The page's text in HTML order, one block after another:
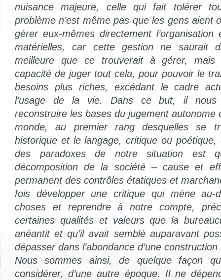
nuisance majeure, celle qui fait tolérer
problème n’est même pas que les gens aient
gérer eux-mêmes directement
matérielles, car cette gestion ne saurait
meilleure que ce trouverait à gérer, mais
capacité de juger tout cela, pour pouvoir le
besoins plus riches, excédant le cadre
l’usage de la vie. Dans ce but, il nous
reconstruire les bases du jugement autonome
monde, au premier rang desquelles se
historique et le langage, critique ou poétique,
des paradoxes de notre situation est
décomposition de la société – cause et
permanent des contrôles étatiques et
fois développer une critique qui mène
choses et reprendre à notre compte,
certaines qualités et valeurs que la
anéantit et qu’il avait semblé auparavant
dépasser dans l’abondance d’une
Nous sommes ainsi, de quelque façon
considérer, d’une autre époque. Il ne